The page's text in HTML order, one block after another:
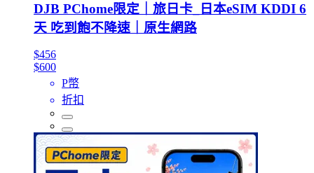
DJB PChome限定｜旅日卡_日本eSIM KDDI 6
天 吃到飽不降速｜原生網路
$456
$600
P幣
折扣